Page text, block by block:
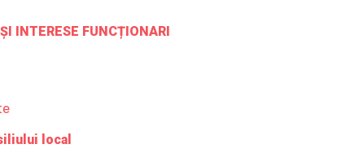
INTERESE FUNCȚIONARI
local